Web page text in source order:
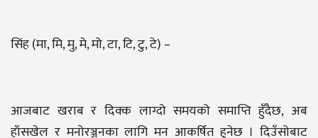
सिंह (मा, मि, मु, मे, मो, टा, टि, टु, टे) –
आजबाट खराब र दिक्क लाग्दो समयको समाप्ति हुँदैछ, अब
हाँसखेल र मनोरञ्जनका लागि मन आकर्षित हुनेछ । दिउँसोबाट